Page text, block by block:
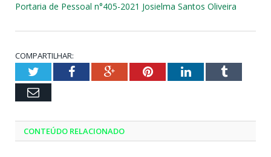
Portaria de Pessoal n°405-2021 Josielma Santos Oliveira
COMPARTILHAR:
TwitterFacebookGoogle+PinterestLinkedInTumblr
Email
CONTEÚDO RELACIONADO